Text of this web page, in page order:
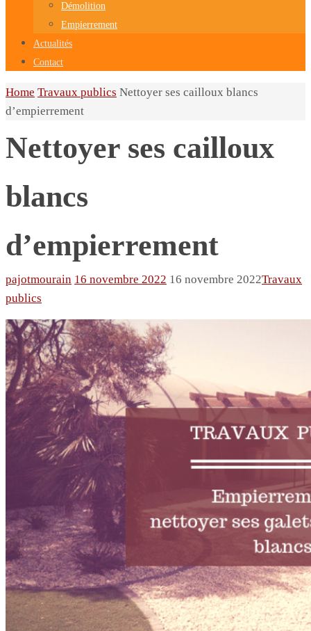
Démolition
Empierrement
Actualités
Contact
Home Travaux publics Nettoyer ses cailloux blancs
d’empierrement
Nettoyer ses cailloux
blancs
d’empierrement
pajotmourain 16 novembre 2022 16 novembre 2022Travaux
publics